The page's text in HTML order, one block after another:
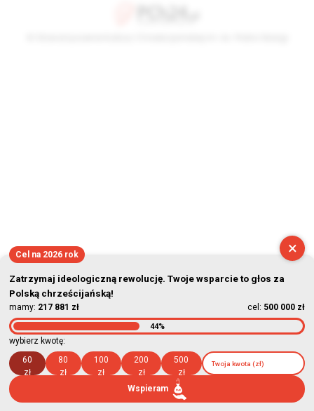
×
Cel na 2026 rok
Zatrzymaj ideologiczną rewolucję. Twoje wsparcie to głos za
Polską chrześcijańską!
mamy: 217 881 zł cel: 500 000 zł
44%
wybierz kwotę:
60
zł
80
zł
100
zł
200
zł
500
zł
Wspieram